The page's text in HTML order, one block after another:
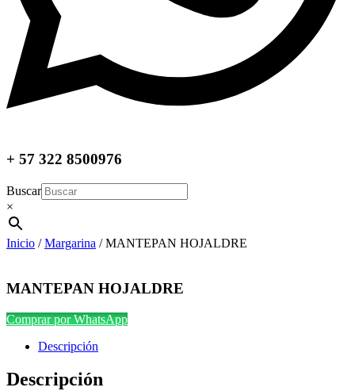
+ 57 322 8500976
Buscar
×
Inicio /Margarina / MANTEPAN HOJALDRE
MANTEPAN HOJALDRE
Comprar por WhatsApp
Descripción
Descripción